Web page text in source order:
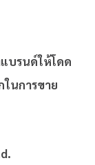
บรนด์ให้โดด
นการขาย